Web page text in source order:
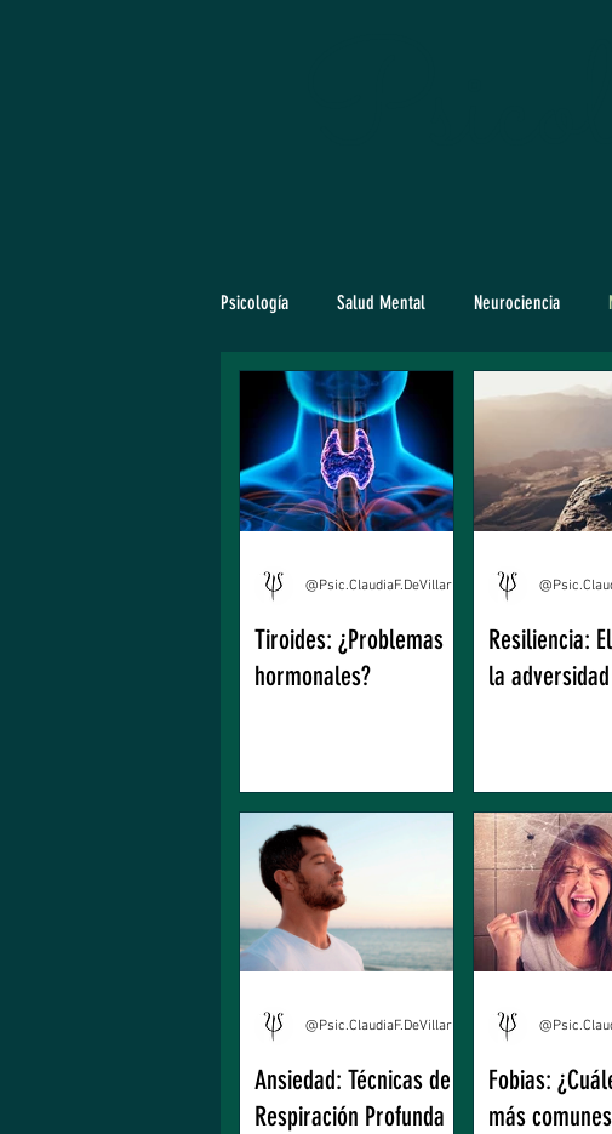
Psicología Salud Mental Neurociencia
Vida Familiar Infancia & Desarrollo
Mente Laboral Motivación & Bienestar
Tiroides: ¿Problemas
hormonales?
Resiliencia:
la adversidad
Ansiedad: Técnicas de
Respiración Profunda
Fobias:
más